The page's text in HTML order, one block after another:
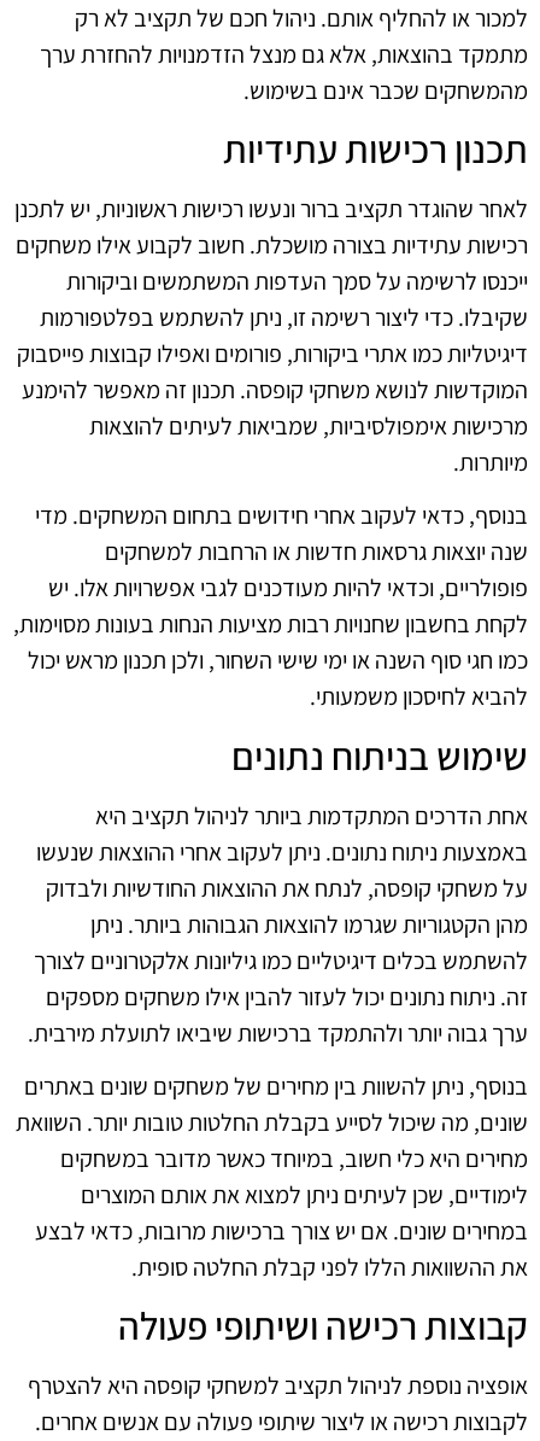
למכור או להחליף אותם. ניהול חכם של תקציב לא רק
מתמקד בהוצאות, אלא גם מנצל הזדמנויות להחזרת ערך
מהמשחקים שכבר אינם בשימוש.
תכנון רכישות עתידיות
לאחר שהוגדר תקציב ברור ונעשו רכישות ראשוניות, יש לתכנן
רכישות עתידיות בצורה מושכלת. חשוב לקבוע אילו משחקים
ייכנסו לרשימה על סמך העדפות המשתמשים וביקורות
שקיבלו. כדי ליצור רשימה זו, ניתן להשתמש בפלטפורמות
דיגיטליות כמו אתרי ביקורות, פורומים ואפילו קבוצות פייסבוק
המוקדשות לנושא משחקי קופסה. תכנון זה מאפשר להימנע
מרכישות אימפולסיביות, שמביאות לעיתים להוצאות
מיותרות.
בנוסף, כדאי לעקוב אחרי חידושים בתחום המשחקים. מדי
שנה יוצאות גרסאות חדשות או הרחבות למשחקים
פופולריים, וכדאי להיות מעודכנים לגבי אפשרויות אלו. יש
לקחת בחשבון שחנויות רבות מציעות הנחות בעונות מסוימות,
כמו חגי סוף השנה או ימי שישי השחור, ולכן תכנון מראש יכול
להביא לחיסכון משמעותי.
שימוש בניתוח נתונים
אחת הדרכים המתקדמות ביותר לניהול תקציב היא
באמצעות ניתוח נתונים. ניתן לעקוב אחרי ההוצאות שנעשו
על משחקי קופסה, לנתח את ההוצאות החודשיות ולבדוק
מהן הקטגוריות שגרמו להוצאות הגבוהות ביותר. ניתן
להשתמש בכלים דיגיטליים כמו גיליונות אלקטרוניים לצורך
זה. ניתוח נתונים יכול לעזור להבין אילו משחקים מספקים
ערך גבוה יותר ולהתמקד ברכישות שיביאו לתועלת מירבית.
בנוסף, ניתן להשוות בין מחירים של משחקים שונים באתרים
שונים, מה שיכול לסייע בקבלת החלטות טובות יותר. השוואת
מחירים היא כלי חשוב, במיוחד כאשר מדובר במשחקים
לימודיים, שכן לעיתים ניתן למצוא את אותם המוצרים
במחירים שונים. אם יש צורך ברכישות מרובות, כדאי לבצע
את ההשוואות הללו לפני קבלת החלטה סופית.
קבוצות רכישה ושיתופי פעולה
אופציה נוספת לניהול תקציב למשחקי קופסה היא להצטרף
לקבוצות רכישה או ליצור שיתופי פעולה עם אנשים אחרים.